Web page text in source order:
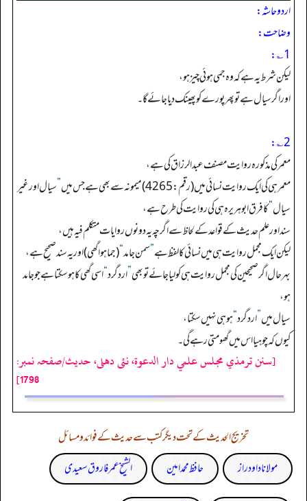
اردو حاشہ:
وضاحت:
1؎:
لیکن شرط یہ ہے کہ وہ جمی ہوئی چیز ہو،
اور اگر سیال ہے تو پھر پورے کو پھینک دیاجائے گا۔
2؎:
معمر کی مذکورہ روایت مصنف عبد الرزاق کی ہے،
معمر ہی کی ایک روایت نسائی میں (رقم: 4265) میمونہ سے بھی ہے جس میں
”سیال اور غیر
سیال“کا فرق ابوہریرہ ہی کی روایت کی طرح ہے،
سند اور علم حدیث کے قواعد کے لحاظ سے اگرچہ یہ دونوں روایات متکلم فیہ ہیں،
لیکن ایک مجمل روایت ہی میں نسائی کا لفظ ہے”سمن جامد“(جماہوا گھی) اور یہ سند صحیح ہے،
بہر حال اگر صحیحین کی مجمل روایت ہی کو لیا جائے تو بھی”ارد گرد“اسی گھی کا ہوسکتا ہے جو جامد
ہو،
سیال میں”ارد گرد“ہو ہی نہیں سکتا،
کیوں کہ چوہیا اس میں گھومتی رہے گی۔
[سنن ترمذي مجلس علمي دار الدعوة، نئى دهلى، حدیث/صفحہ نمبر:
1798]
تخریج الحدیث کے تحت دیگر کتب سے حدیث کے فوائد و مسائل
مولانا داود راز
حافظ محمد امین الشیخ عمر فاروق سعیدی